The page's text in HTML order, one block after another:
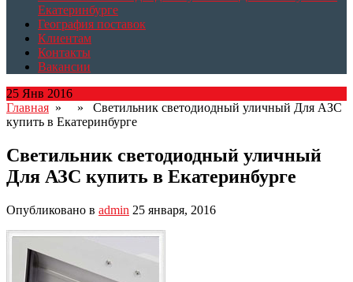
Екатеринбурге
География поставок
Клиентам
Контакты
Вакансии
25 Янв 2016
Главная » » Светильник светодиодный уличный Для АЗС
купить в Екатеринбурге
Светильник светодиодный уличный
Для АЗС купить в Екатеринбурге
Опубликовано в admin 25 января, 2016